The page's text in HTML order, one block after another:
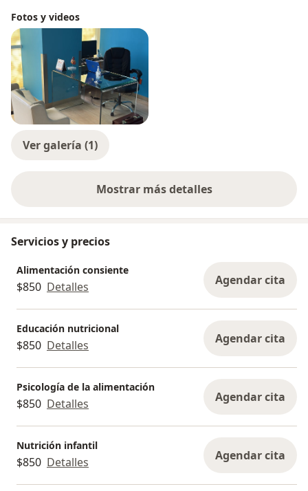
Fotos y videos
Ver galería (1)
Mostrar más detalles
sobre la experiencia
Servicios y precios
Alimentación consiente
$850 Detalles Agendar cita
Educación nutricional
$850 Detalles Agendar cita
Psicología de la alimentación
$850 Detalles Agendar cita
Nutrición infantil
$850 Detalles Agendar cita